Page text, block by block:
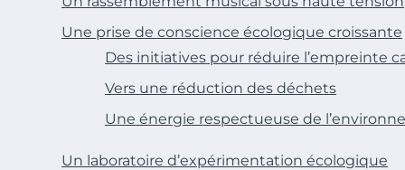
Une prise de conscience écologique croissante
Des initiatives pour réduire l’empreinte
Vers une réduction des déchets
Une énergie respectueuse de
Un laboratoire d’expérimentation écologique